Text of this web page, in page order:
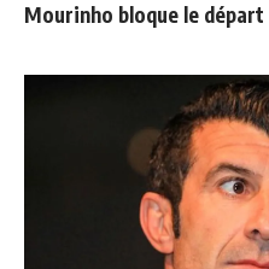
Mourinho bloque le